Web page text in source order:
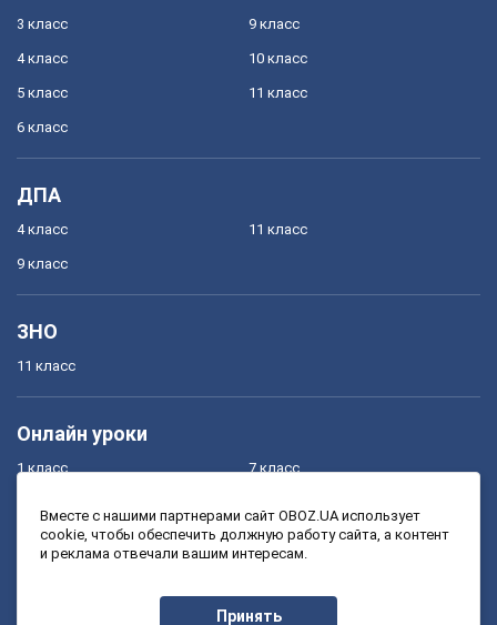
3 класс
4 класс
5 класс
6 класс
9 класс
10 класс
11 класс
ДПА
4 класс
9 класс
11 класс
ЗНО
11 класс
Онлайн уроки
1 класс
3 класс
7 класс
9 класс
Вместе с нашими партнерами сайт OBOZ.UA использует
cookie, чтобы обеспечить должную работу сайта, а контент
и реклама отвечали вашим интересам.
Принять